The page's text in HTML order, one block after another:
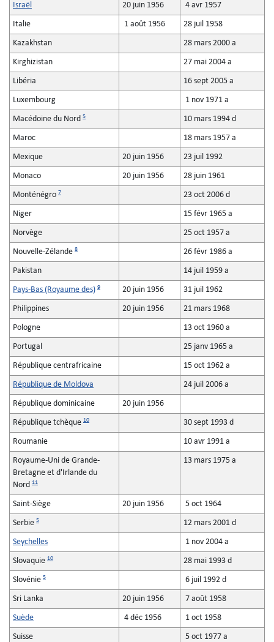
Israël 20 juin 1956 4 avr 1957
Italie 1 août 1956 28 juil 1958
Kazakhstan 28 mars 2000 a
Kirghizistan 27 mai 2004 a
Libéria 16 sept 2005 a
Luxembourg 1 nov 1971 a
Macédoine du Nord 5 10 mars 1994 d
Maroc 18 mars 1957 a
Mexique 20 juin 1956 23 juil 1992
Monaco 20 juin 1956 28 juin 1961
Monténégro 7 23 oct 2006 d
Niger 15 févr 1965 a
Norvège 25 oct 1957 a
Nouvelle-Zélande 8 26 févr 1986 a
Pakistan 14 juil 1959 a
Pays-Bas (Royaume des) 9 20 juin 1956 31 juil 1962
Philippines 20 juin 1956 21 mars 1968
Pologne 13 oct 1960 a
Portugal 25 janv 1965 a
République centrafricaine 15 oct 1962 a
République de Moldova 24 juil 2006 a
République dominicaine 20 juin 1956
République tchèque 10 30 sept 1993 d
Roumanie 10 avr 1991 a
Royaume-Uni de Grande-
Bretagne et d'Irlande du
Nord 11
13 mars 1975 a
Saint-Siège 20 juin 1956 5 oct 1964
Serbie 5 12 mars 2001 d
Seychelles 1 nov 2004 a
Slovaquie 10 28 mai 1993 d
Slovénie 5 6 juil 1992 d
Sri Lanka 20 juin 1956 7 août 1958
Suède 4 déc 1956 1 oct 1958
Suisse 5 oct 1977 a